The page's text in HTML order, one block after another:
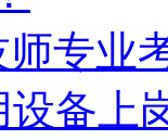
师专业
备上